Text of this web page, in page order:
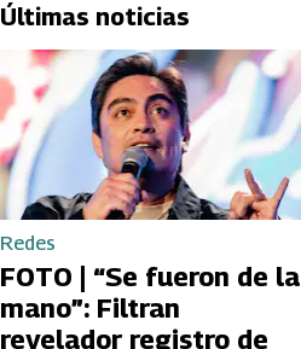
Últimas noticias
Redes
FOTO | “Se fueron de la
mano”: Filtran
revelador registro de